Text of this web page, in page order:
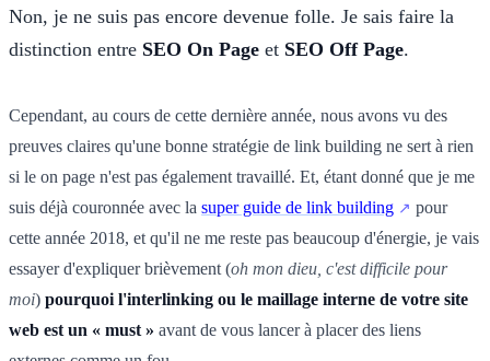
Non, je ne suis pas encore devenue folle. Je sais faire la
distinction entre SEO On Page et SEO Off Page.
Cependant, au cours de cette dernière année, nous avons vu des
preuves claires qu'une bonne stratégie de link building ne sert à rien
si le on page n'est pas également travaillé. Et, étant donné que je me
suis déjà couronnée avec la super guide de link building
pour
cette année 2018, et qu'il ne me reste pas beaucoup d'énergie, je vais
essayer d'expliquer brièvement (oh mon dieu, c'est difficile pour
moi) pourquoi l'interlinking ou le maillage interne de votre site
web est un « must » avant de vous lancer à placer des liens